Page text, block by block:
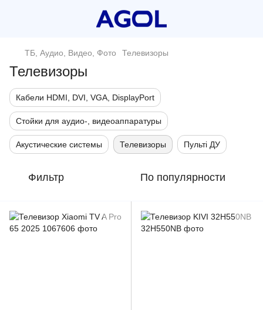
ТБ, Аудио, Видео, Фото Телевизоры
Телевизоры
Кабели HDMI, DVI, VGA, DisplayPort
Стойки для аудио-, видеоаппаратуры
Акустические системы Телевизоры Пульті ДУ
Фильтр По популярности